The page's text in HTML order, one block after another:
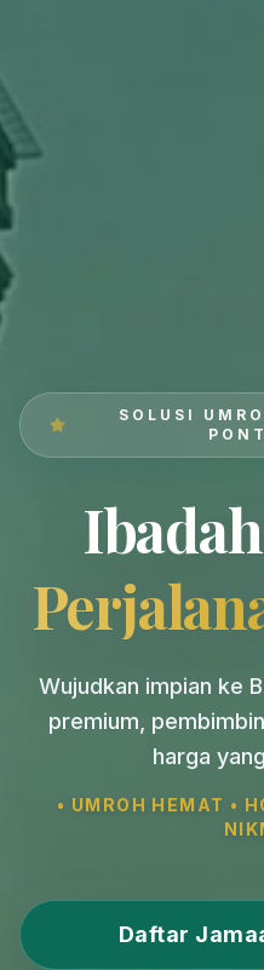
SOLUSI
Ibadah
Wujudkan impian ke
premium,
harga
• UMROH HEMAT •
Daftar